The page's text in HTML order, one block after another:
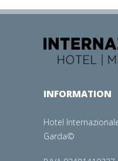
INFORMATION
Hotel
Garda©